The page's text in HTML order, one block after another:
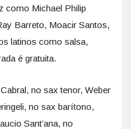
como Michael Philip
Barreto, Moacir Santos,
latinos como salsa,
é gratuita.
no sax tenor, Weber
no sax barítono,
Sant’ana, no